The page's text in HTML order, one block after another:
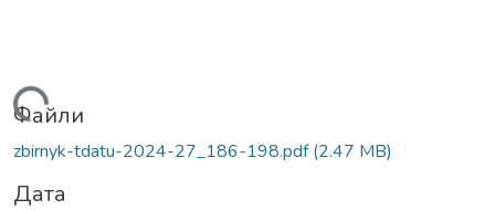
Файли
zbirnyk-tdatu-2024-27_186-198.pdf(2.47 MB)
Дата